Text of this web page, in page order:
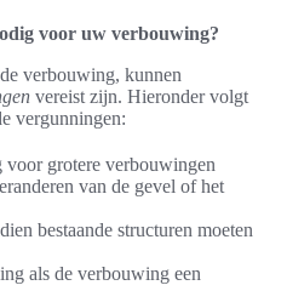
voor uw verbouwing?
verbouwing, kunnen
vereist zijn. Hieronder volgt
vergunningen:
grotere verbouwingen
van de gevel of het
bestaande structuren moeten
als de verbouwing een